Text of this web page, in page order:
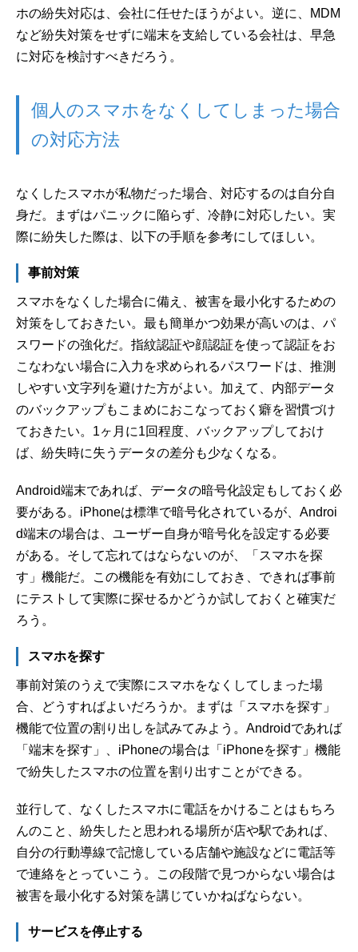
ホの紛失対応は、会社に任せたほうがよい。逆に、MDM
など紛失対策をせずに端末を支給している会社は、早急
に対応を検討すべきだろう。
個人のスマホをなくしてしまった場合
の対応方法
なくしたスマホが私物だった場合、対応するのは自分自
身だ。まずはパニックに陥らず、冷静に対応したい。実
際に紛失した際は、以下の手順を参考にしてほしい。
事前対策
スマホをなくした場合に備え、被害を最小化するための
対策をしておきたい。最も簡単かつ効果が高いのは、パ
スワードの強化だ。指紋認証や顔認証を使って認証をお
こなわない場合に入力を求められるパスワードは、推測
しやすい文字列を避けた方がよい。加えて、内部データ
のバックアップもこまめにおこなっておく癖を習慣づけ
ておきたい。1ヶ月に1回程度、バックアップしておけ
ば、紛失時に失うデータの差分も少なくなる。
Android端末であれば、データの暗号化設定もしておく必
要がある。iPhoneは標準で暗号化されているが、Androi
d端末の場合は、ユーザー自身が暗号化を設定する必要
がある。そして忘れてはならないのが、「スマホを探
す」機能だ。この機能を有効にしておき、できれば事前
にテストして実際に探せるかどうか試しておくと確実だ
ろう。
スマホを探す
事前対策のうえで実際にスマホをなくしてしまった場
合、どうすればよいだろうか。まずは「スマホを探す」
機能で位置の割り出しを試みてみよう。Androidであれば
「端末を探す」、iPhoneの場合は「iPhoneを探す」機能
で紛失したスマホの位置を割り出すことができる。
並行して、なくしたスマホに電話をかけることはもちろ
んのこと、紛失したと思われる場所が店や駅であれば、
自分の行動導線で記憶している店舗や施設などに電話等
で連絡をとっていこう。この段階で見つからない場合は
被害を最小化する対策を講じていかねばならない。
サービスを停止する